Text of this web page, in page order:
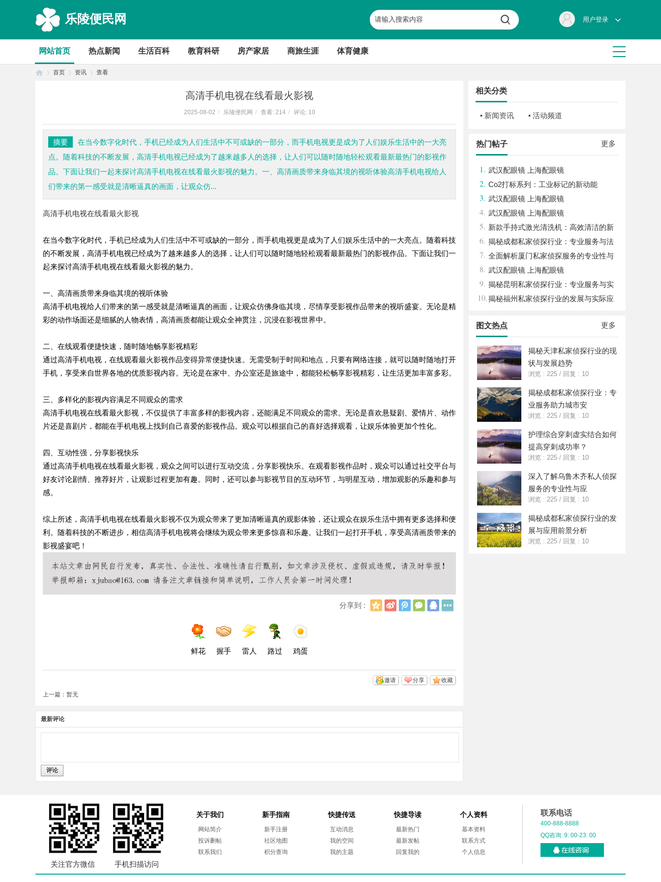
乐陵便民网 用户登录
网站首页 热点新闻 生活百科 教育科研 房产家居 商旅生涯 体育健康
首页 资讯 查看
高清手机电视在线看最火影视
2025-08-02 / 乐陵便民网 / 查看: 214 / 评论: 10
摘要
在当今数字化时代，手机已经成为人们生活中不可或缺的一部分，而手机电视更是成为了人们娱乐生活中的一大亮
点。随着科技的不断发展，高清手机电视已经成为了越来越多人的选择，让人们可以随时随地轻松观看最新最热门的影视作
品。下面让我们一起来探讨高清手机电视在线看最火影视的魅力。一、高清画质带来身临其境的视听体验高清手机电视给人
们带来的第一感受就是清晰逼真的画面，让观众仿...
高清手机电视在线看最火影视
在当今数字化时代，手机已经成为人们生活中不可或缺的一部分，而手机电视更是成为了人们娱乐生活中的一大亮点。随着科技
的不断发展，高清手机电视已经成为了越来越多人的选择，让人们可以随时随地轻松观看最新最热门的影视作品。下面让我们一
起来探讨高清手机电视在线看最火影视的魅力。
一、高清画质带来身临其境的视听体验
高清手机电视给人们带来的第一感受就是清晰逼真的画面，让观众仿佛身临其境，尽情享受影视作品带来的视听盛宴。无论是精
彩的动作场面还是细腻的人物表情，高清画质都能让观众全神贯注，沉浸在影视世界中。
二、在线观看便捷快速，随时随地畅享影视精彩
通过高清手机电视，在线观看最火影视作品变得异常便捷快速。无需受制于时间和地点，只要有网络连接，就可以随时随地打开
手机，享受来自世界各地的优质影视内容。无论是在家中、办公室还是旅途中，都能轻松畅享影视精彩，让生活更加丰富多彩。
三、多样化的影视内容满足不同观众的需求
高清手机电视在线看最火影视，不仅提供了丰富多样的影视内容，还能满足不同观众的需求。无论是喜欢悬疑剧、爱情片、动作
片还是喜剧片，都能在手机电视上找到自己喜爱的影视作品。观众可以根据自己的喜好选择观看，让娱乐体验更加个性化。
四、互动性强，分享影视快乐
通过高清手机电视在线看最火影视，观众之间可以进行互动交流，分享影视快乐。在观看影视作品时，观众可以通过社交平台与
好友讨论剧情、推荐好片，让观影过程更加有趣。同时，还可以参与影视节目的互动环节，与明星互动，增加观影的乐趣和参与
感。
综上所述，高清手机电视在线看最火影视不仅为观众带来了更加清晰逼真的观影体验，还让观众在娱乐生活中拥有更多选择和便
利。随着科技的不断进步，相信高清手机电视将会继续为观众带来更多惊喜和乐趣。让我们一起打开手机，享受高清画质带来的
影视盛宴吧！
分享到 :
Q
新
浪
腾
讯
微
信
Q
鲜花 握手 雷人 路过 鸡蛋
收藏
分享
邀请
上一篇：暂无
最新评论
评论
相关分类
• 新闻资讯 • 活动频道
更多
热门帖子
1. 武汉配眼镜 上海配眼镜
2. Co2打标系列：工业标记的新动能
3. 武汉配眼镜 上海配眼镜
4. 武汉配眼镜 上海配眼镜
5. 新款手持式激光清洗机：高效清洁的新
时代
6. 揭秘成都私家侦探行业：专业服务与法
律边界解析
7. 全面解析厦门私家侦探服务的专业性与
应用场景
8. 武汉配眼镜 上海配眼镜
9. 揭秘昆明私家侦探行业：专业服务与实
际案例分析
10.揭秘福州私家侦探行业的发展与实际应
更多
图文热点
揭秘天津私家侦探行业的现
状与发展趋势
浏览 : 225 / 回复 : 10
揭秘成都私家侦探行业：专
业服务助力城市安
浏览 : 225 / 回复 : 10
护理综合穿刺虚实结合如何
提高穿刺成功率？
浏览 : 225 / 回复 : 10
深入了解乌鲁木齐私人侦探
服务的专业性与应
浏览 : 225 / 回复 : 10
揭秘成都私家侦探行业的发
展与应用前景分析
浏览 : 225 / 回复 : 10
关注官方微信 手机扫描访问
关于我们
网站简介
投诉删帖
联系我们
新手指南
新手注册
社区地图
积分查询
快捷传送
互动消息
我的空间
我的主题
快捷导读
最新热门
最新发帖
回复我的
个人资料
基本资料
联系方式
个人信息
联系电话
400-888-8888
QQ咨询: 9: 00-23: 00